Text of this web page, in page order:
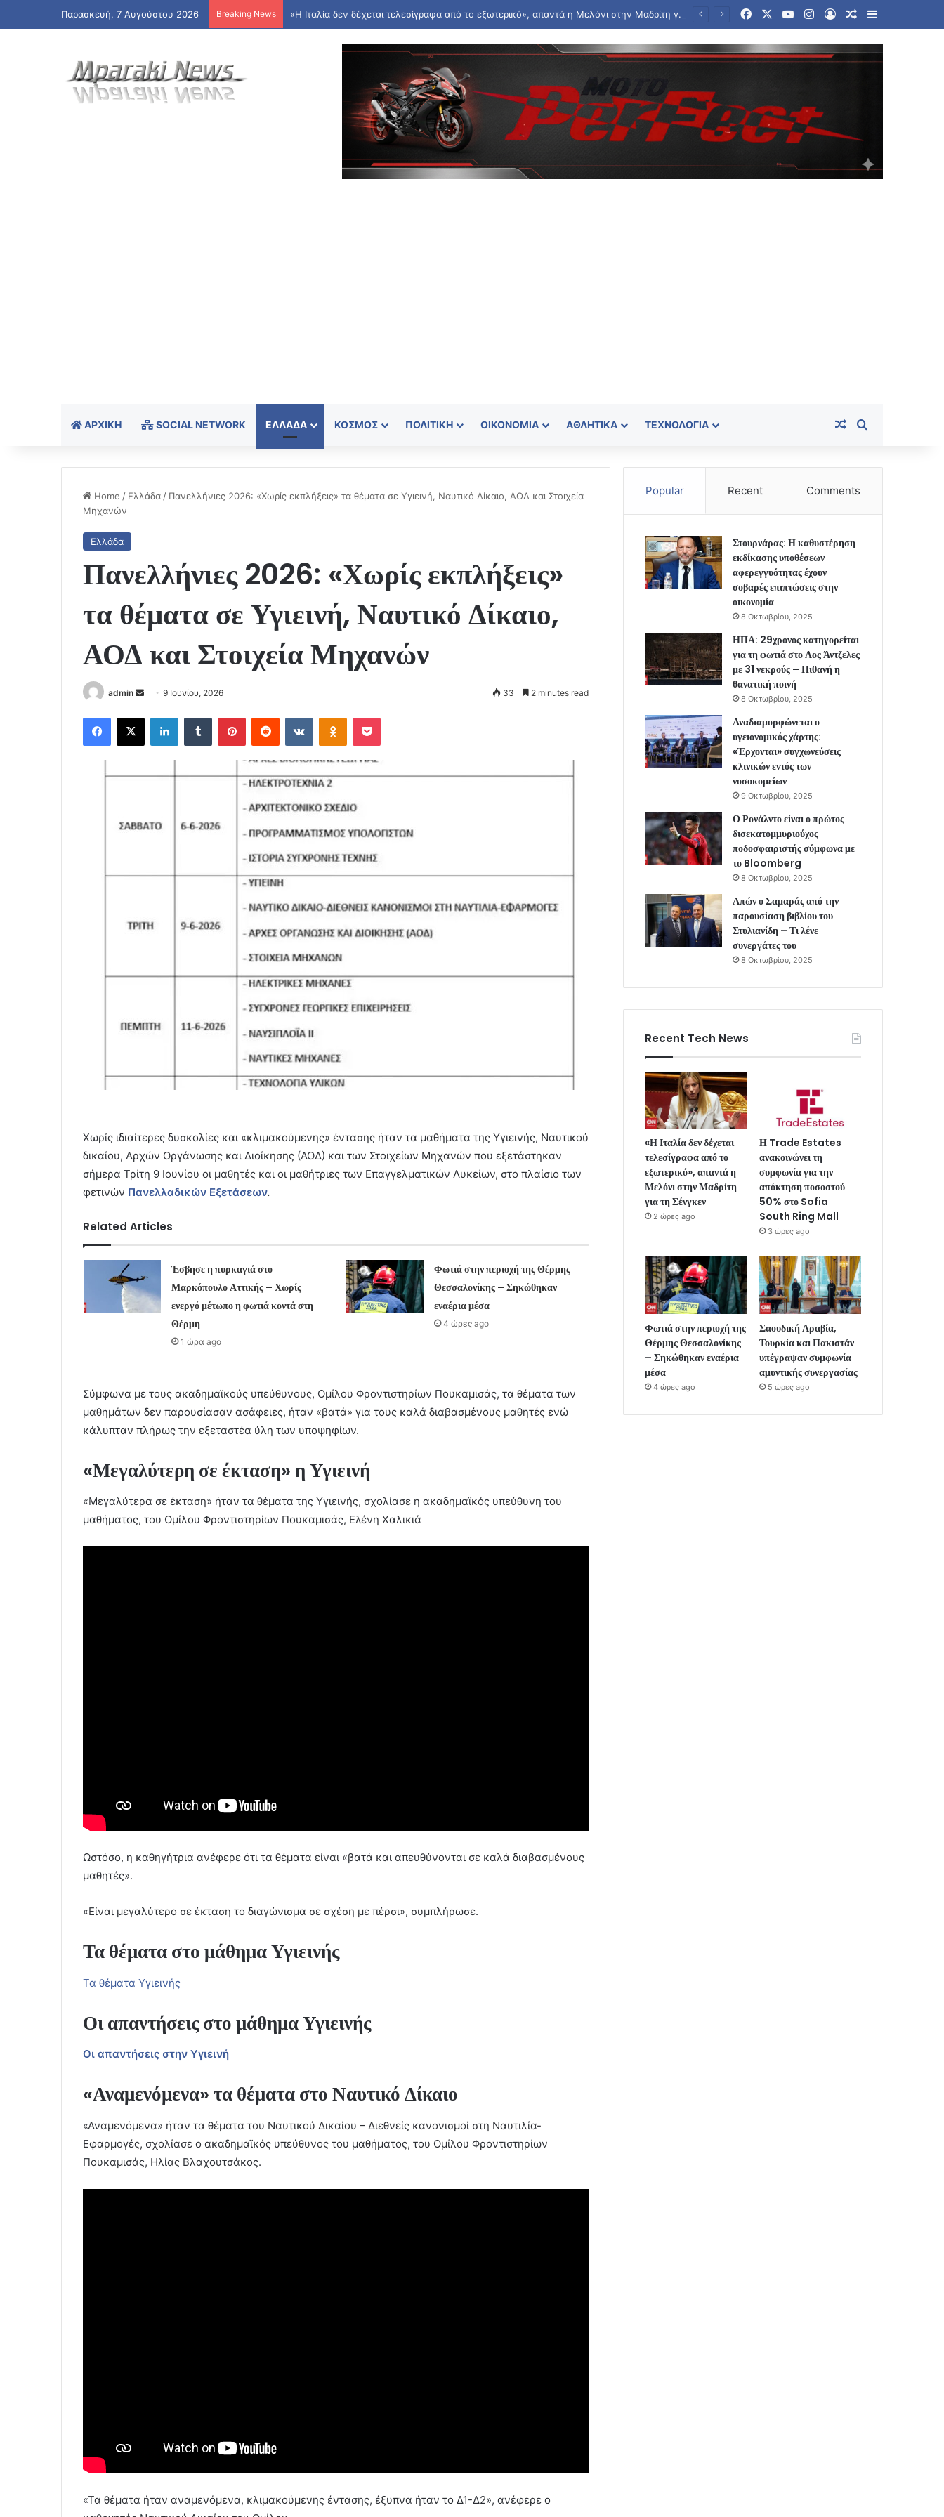
Παρασκευή, 7 Αυγούστου 2026 Breaking News «Η Ιταλία δεν δέχεται τελεσίγραφα από το εξωτερικό», απαντά η Μελόνι στην Μαδρίτη για τη Σένγκεν FacebookYouTubeInstagram
Log InRandom Article
Sidebar
ΑΡΧΙΚΉ SOCIAL NETWORK ΕΛΛΆΔΑ ΚΌΣΜΟΣ ΠΟΛΙΤΙΚΉ ΟΙΚΟΝΟΜΊΑ ΑΘΛΗΤΙΚΆ ΤΕΧΝΟΛΟΓΊΑ Random Article
Home / Ελλάδα / Πανελλήνιες 2026: «Χωρίς εκπλήξεις» τα θέματα σε Υγιεινή, Ναυτικό Δίκαιο, ΑΟΔ και Στοιχεία
Μηχανών
Ελλάδα
Πανελλήνιες 2026: «Χωρίς εκπλήξεις»
τα θέματα σε Υγιεινή, Ναυτικό Δίκαιο,
ΑΟΔ και Στοιχεία Μηχανών
admin
Send
email
9 Ιουνίου, 2026 33 2 minutes read
Facebook
X LinkedInTumblr PinterestReddit VKontakteOdnoklassniki
Pocket
Χωρίς ιδιαίτερες δυσκολίες και «κλιμακούμενης» έντασης ήταν τα μαθήματα της Υγιεινής, Ναυτικού
δικαίου, Αρχών Οργάνωσης και Διοίκησης (ΑΟΔ) και των Στοιχείων Μηχανών που εξετάστηκαν
σήμερα Τρίτη 9 Ιουνίου οι μαθητές και οι μαθήτριες των Επαγγελματικών Λυκείων, στο πλαίσιο των
φετινών Πανελλαδικών Εξετάσεων.
Related Articles
Έσβησε η πυρκαγιά στο
Μαρκόπουλο Αττικής – Χωρίς
ενεργό μέτωπο η φωτιά κοντά στη
Θέρμη
1 ώρα ago
Φωτιά στην περιοχή της Θέρμης
Θεσσαλονίκης – Σηκώθηκαν
εναέρια μέσα
4 ώρες ago
Σύμφωνα με τους ακαδημαϊκούς υπεύθυνους, Ομίλου Φροντιστηρίων Πουκαμισάς, τα θέματα των
μαθημάτων δεν παρουσίασαν ασάφειες, ήταν «βατά» για τους καλά διαβασμένους μαθητές ενώ
κάλυπταν πλήρως την εξεταστέα ύλη των υποψηφίων.
«Μεγαλύτερη σε έκταση» η Υγιεινή
«Μεγαλύτερα σε έκταση» ήταν τα θέματα της Υγιεινής, σχολίασε η ακαδημαϊκός υπεύθυνη του
μαθήματος, του Ομίλου Φροντιστηρίων Πουκαμισάς, Ελένη Χαλικιά
Ωστόσο, η καθηγήτρια ανέφερε ότι τα θέματα είναι «βατά και απευθύνονται σε καλά διαβασμένους
μαθητές».
«Είναι μεγαλύτερο σε έκταση το διαγώνισμα σε σχέση με πέρσι», συμπλήρωσε.
Τα θέματα στο μάθημα Υγιεινής
Τα θέματα Υγιεινής
Οι απαντήσεις στο μάθημα Υγιεινής
Οι απαντήσεις στην Υγιεινή
«Αναμενόμενα» τα θέματα στο Ναυτικό Δίκαιο
«Αναμενόμενα» ήταν τα θέματα του Ναυτικού Δικαίου – Διεθνείς κανονισμοί στη Ναυτιλία-
Εφαρμογές, σχολίασε ο ακαδημαϊκός υπεύθυνος του μαθήματος, του Ομίλου Φροντιστηρίων
Πουκαμισάς, Ηλίας Βλαχουτσάκος.
«Τα θέματα ήταν αναμενόμενα, κλιμακούμενης έντασης, έξυπνα ήταν το Δ1-Δ2», ανέφερε ο
Popular Recent Comments
Στουρνάρας: Η καθυστέρηση
εκδίκασης υποθέσεων
αφερεγγυότητας έχουν
σοβαρές επιπτώσεις στην
οικονομία
8 Οκτωβρίου, 2025
ΗΠΑ: 29χρονος κατηγορείται
για τη φωτιά στο Λος Άντζελες
με 31 νεκρούς – Πιθανή η
θανατική ποινή
8 Οκτωβρίου, 2025
Αναδιαμορφώνεται ο
υγειονομικός χάρτης:
«Έρχονται» συγχωνεύσεις
κλινικών εντός των
νοσοκομείων
9 Οκτωβρίου, 2025
Ο Ρονάλντο είναι ο πρώτος
δισεκατομμυριούχος
ποδοσφαιριστής σύμφωνα με
το Bloomberg
8 Οκτωβρίου, 2025
Απών ο Σαμαράς από την
παρουσίαση βιβλίου του
Στυλιανίδη – Τι λένε
συνεργάτες του
8 Οκτωβρίου, 2025
Recent Tech News
«Η Ιταλία δεν δέχεται
τελεσίγραφα από το
εξωτερικό», απαντά η
Μελόνι στην Μαδρίτη
για τη Σένγκεν
2 ώρες ago
Η Trade Estates
ανακοινώνει τη
συμφωνία για την
απόκτηση ποσοστού
50% στο Sofia
South Ring Mall
3 ώρες ago
Φωτιά στην περιοχή της
Θέρμης Θεσσαλονίκης
– Σηκώθηκαν εναέρια
μέσα
4 ώρες ago
Σαουδική Αραβία,
Τουρκία και Πακιστάν
υπέγραψαν συμφωνία
αμυντικής συνεργασίας
5 ώρες ago